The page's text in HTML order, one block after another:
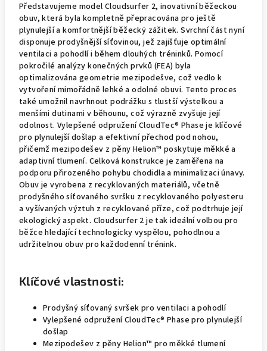
Představujeme model Cloudsurfer 2, inovativní běžeckou
obuv, která byla kompletně přepracována pro ještě
plynulejší a komfortnější běžecký zážitek. Svrchní část nyní
disponuje prodyšnější síťovinou, jež zajišťuje optimální
ventilaci a pohodlí i během dlouhých tréninků. Pomocí
pokročilé analýzy konečných prvků (FEA) byla
optimalizována geometrie mezipodešve, což vedlo k
vytvoření mimořádně lehké a odolné obuvi. Tento proces
také umožnil navrhnout podrážku s tlustší výstelkou a
menšími dutinami v běhounu, což výrazně zvyšuje její
odolnost. Vylepšené odpružení CloudTec® Phase je klíčové
pro plynulejší došlap a efektivní přechod pod nohou,
přičemž mezipodešev z pěny Helion™ poskytuje měkké a
adaptivní tlumení. Celková konstrukce je zaměřena na
podporu přirozeného pohybu chodidla a minimalizaci únavy.
Obuv je vyrobena z recyklovaných materiálů, včetně
prodyšného síťovaného svršku z recyklovaného polyesteru
a vyšívaných výztuh z recyklované příze, což podtrhuje její
ekologický aspekt. Cloudsurfer 2 je tak ideální volbou pro
běžce hledající technologicky vyspělou, pohodlnou a
udržitelnou obuv pro každodenní trénink.
Klíčové vlastnosti:
Prodyšný síťovaný svršek pro ventilaci a pohodlí
Vylepšené odpružení CloudTec® Phase pro plynulejší
došlap
Mezipodešev z pěny Helion™ pro měkké tlumení